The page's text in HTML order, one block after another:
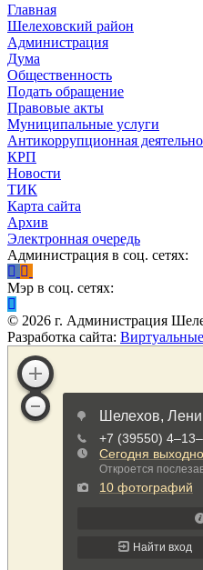
Главная
Шелеховский район
Администрация
Дума
Общественность
Подать обращение
Правовые акты
Муниципальные услуги
Антикоррупционная
КРП
Новости
ТИК
Карта сайта
Архив
Электронная очередь
Администрация в соц. сетях:
Мэр в соц. сетях:
© 2026 г. Администрация
Разработка сайта: